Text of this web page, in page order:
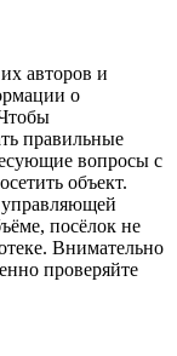
авторов и
о
правильные
вопросы с
объект.
посёлок не
Внимательно
проверяйте